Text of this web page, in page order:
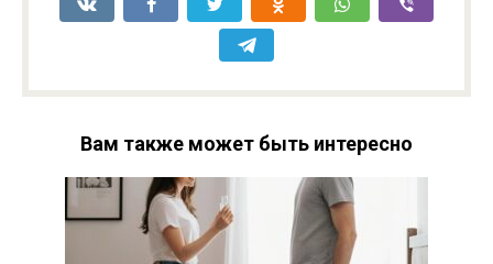
Вам также может быть интересно